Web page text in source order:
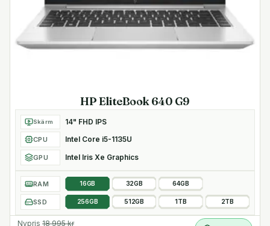
HP EliteBook 640 G9
Skärm 14" FHD IPS
CPU Intel Core i5-1135U
GPU Intel Iris Xe Graphics
RAM 16GB 32GB 64GB
SSD 256GB 512GB 1TB 2TB
Nypris 18 995kr